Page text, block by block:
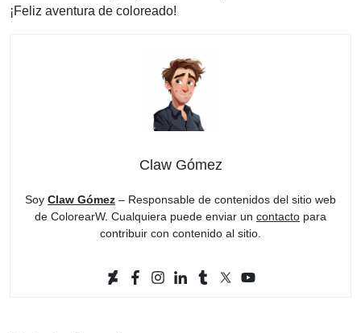
¡Feliz aventura de coloreado!
Claw Gómez
Soy Claw Gómez – Responsable de contenidos del sitio web
de ColorearW. Cualquiera puede enviar un contacto para
contribuir con contenido al sitio.